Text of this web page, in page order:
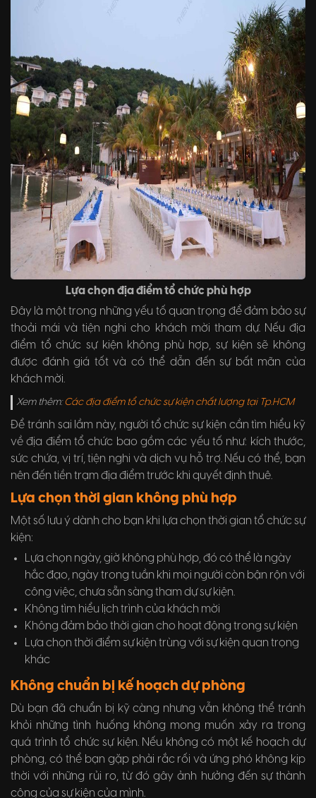
Lựa chọn địa điểm tổ chức phù hợp
Đây là một trong những yếu tố quan trọng để đảm bảo sự
thoải mái và tiện nghi cho khách mời tham dự. Nếu địa
điểm tổ chức sự kiện không phù hợp, sự kiện sẽ không
được đánh giá tốt và có thể dẫn đến sự bất mãn của
khách mời.
Xem thêm: Các địa điểm tổ chức sự kiện chất lượng tại Tp.HCM
Để tránh sai lầm này, người tổ chức sự kiện cần tìm hiểu kỹ
về địa điểm tổ chức bao gồm các yếu tố như: kích thước,
sức chứa, vị trí, tiện nghi và dịch vụ hỗ trợ. Nếu có thể, bạn
nên đến tiền trạm địa điểm trước khi quyết định thuê.
Lựa chọn thời gian không phù hợp
Một số lưu ý dành cho bạn khi lựa chọn thời gian tổ chức sự
kiện:
Lựa chọn ngày, giờ không phù hợp, đó có thể là ngày
hắc đạo, ngày trong tuần khi mọi người còn bận rộn với
công việc, chưa sẵn sàng tham dự sự kiện.
Không tìm hiểu lịch trình của khách mời
Không đảm bảo thời gian cho hoạt động trong sự kiện
Lựa chọn thời điểm sự kiện trùng với sự kiện quan trọng
khác
Không chuẩn bị kế hoạch dự phòng
Dù bạn đã chuẩn bị kỹ càng nhưng vẫn không thể tránh
khỏi những tình huống không mong muốn xảy ra trong
quá trình tổ chức sự kiện. Nếu không có một kế hoạch dự
phòng, có thể bạn gặp phải rắc rối và ứng phó không kịp
thời với những rủi ro, từ đó gây ảnh hưởng đến sự thành
công của sự kiện của mình.